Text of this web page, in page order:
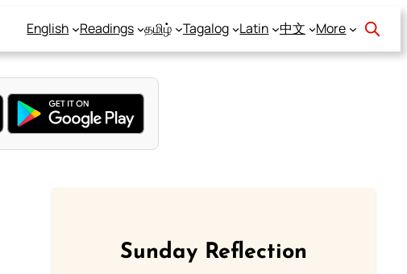
English Readings தமிழ் Tagalog Latin 中文 More
Sunday Reflection